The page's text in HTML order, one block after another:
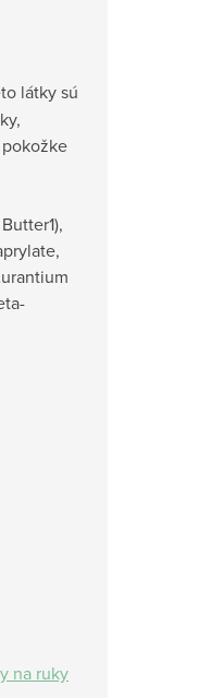
látky sú
na ruky